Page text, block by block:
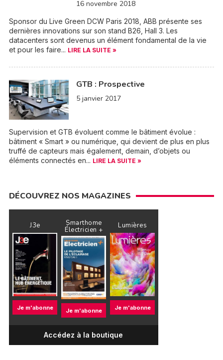
16 novembre 2018
Sponsor du Live Green DCW Paris 2018, ABB présente ses
dernières innovations sur son stand B26, Hall 3. Les
datacenters sont devenus un élément fondamental de la vie
et pour les faire... LIRE LA SUITE »
GTB : Prospective
5 janvier 2017
Supervision et GTB évoluent comme le bâtiment évolue :
bâtiment « Smart » ou numérique, qui devient de plus en plus
truffé de capteurs mais également, demain, d’objets ou
éléments connectés en... LIRE LA SUITE »
DÉCOUVREZ NOS MAGAZINES
J3e
Je m'abonne
Smarthome
Électricien +
Je m'abonne
Lumières
Je m'abonne
Accédez à la boutique